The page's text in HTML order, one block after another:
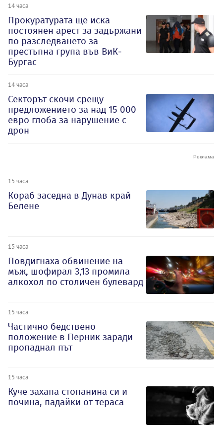
14 часа
Прокуратурата ще иска
постоянен арест за задържани
по разследването за
престъпна група във ВиК-
Бургас
14 часа
Секторът скочи срещу
предложението за над 15 000
евро глоба за нарушение с
дрон
15 часа
Кораб заседна в Дунав край
Белене
15 часа
Повдигнаха обвинение на
мъж, шофирал 3,13 промила
алкохол по столичен булевард
15 часа
Частично бедствено
положение в Перник заради
пропаднал път
15 часа
Куче захапа стопанина си и
почина, падайки от тераса